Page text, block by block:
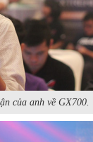
của anh về GX700.